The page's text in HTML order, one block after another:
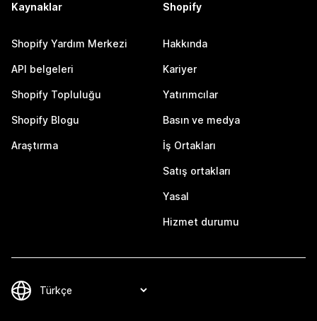
Kaynaklar
Shopify Yardım Merkezi
API belgeleri
Shopify Topluluğu
Shopify Blogu
Araştırma
Shopify
Hakkında
Kariyer
Yatırımcılar
Basın ve medya
İş Ortakları
Satış ortakları
Yasal
Hizmet durumu